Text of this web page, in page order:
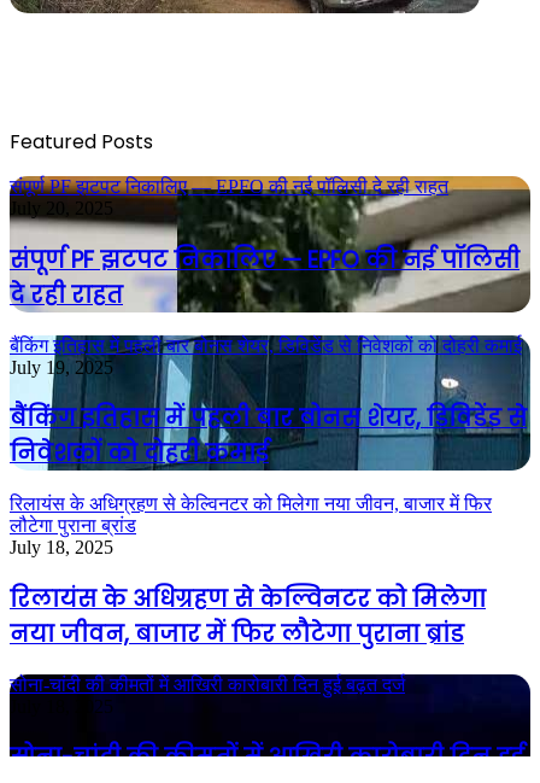
Featured Posts
संपूर्ण PF झटपट निकालिए — EPFO की नई पॉलिसी दे रही राहत
July 20, 2025
संपूर्ण PF झटपट निकालिए — EPFO की नई पॉलिसी
दे रही राहत
बैंकिंग इतिहास में पहली बार बोनस शेयर, डिविडेंड से निवेशकों को दोहरी कमाई
July 19, 2025
बैंकिंग इतिहास में पहली बार बोनस शेयर, डिविडेंड से
निवेशकों को दोहरी कमाई
रिलायंस के अधिग्रहण से केल्विनटर को मिलेगा नया जीवन, बाजार में फिर
लौटेगा पुराना ब्रांड
July 18, 2025
रिलायंस के अधिग्रहण से केल्विनटर को मिलेगा
नया जीवन, बाजार में फिर लौटेगा पुराना ब्रांड
सोना-चांदी की कीमतों में आखिरी कारोबारी दिन हुई बढ़त दर्ज
July 18, 2025
सोना-चांदी की कीमतों में आखिरी कारोबारी दिन हुई